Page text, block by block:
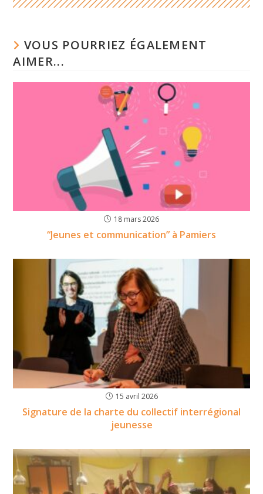
VOUS POURRIEZ ÉGALEMENT
AIMER...
18 mars 2026
“Jeunes et communication” à Pamiers
15 avril 2026
Signature de la charte du collectif interrégional
jeunesse